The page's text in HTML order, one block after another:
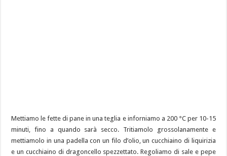
Mettiamo le fette di pane in una teglia e inforniamo a 200 °C per 10-15
minuti, fino a quando sarà secco. Tritiamolo grossolanamente e
mettiamolo in una padella con un filo d’olio, un cucchiaino di liquirizia
e un cucchiaino di dragoncello spezzettato. Regoliamo di sale e pepe